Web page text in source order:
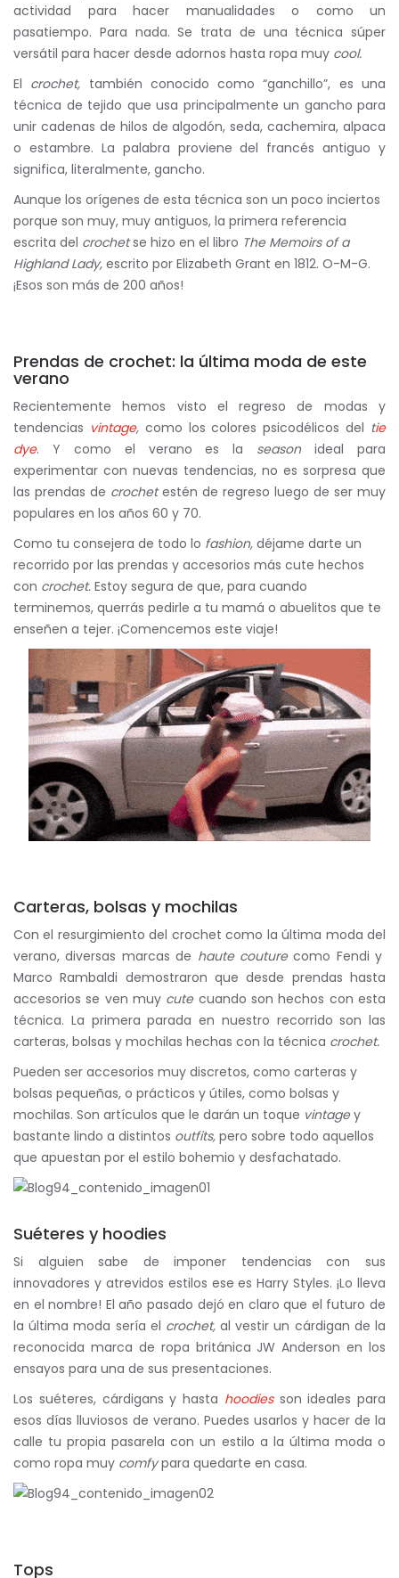
actividad para hacer manualidades o como un
pasatiempo. Para nada. Se trata de una técnica súper
versátil para hacer desde adornos hasta ropa muy cool.
El crochet, también conocido como “ganchillo”, es una
técnica de tejido que usa principalmente un gancho para
unir cadenas de hilos de algodón, seda, cachemira, alpaca
o estambre. La palabra proviene del francés antiguo y
significa, literalmente, gancho.
Aunque los orígenes de esta técnica son un poco inciertos
porque son muy, muy antiguos, la primera referencia
escrita del crochetse hizo en el libro The Memoirs of a
Highland Lady, escrito por Elizabeth Grant en 1812. O-M-G.
¡Esos son más de 200 años!
Prendas de crochet: la última moda de este
verano
Recientemente hemos visto el regreso de modas y
tendencias vintage, como los colores psicodélicos del tie
dye. Y como el verano es la seasonideal para
experimentar con nuevas tendencias, no es sorpresa que
las prendas de crochetestén de regreso luego de ser muy
populares en los años 60 y 70.
Como tu consejera de todo lo fashion, déjame darte un
recorrido por las prendas y accesorios más cute hechos
con crochet. Estoy segura de que, para cuando
terminemos, querrás pedirle a tu mamá o abuelitos que te
enseñen a tejer. ¡Comencemos este viaje!
Carteras, bolsas y mochilas
Con el resurgimiento del crochet como la última moda del
verano, diversas marcas de haute couturecomo Fendi y
Marco Rambaldi demostraron que desde prendas hasta
accesorios se ven muy cute cuando son hechos con esta
técnica. La primera parada en nuestro recorrido son las
carteras, bolsas y mochilas hechas con la técnica crochet.
Pueden ser accesorios muy discretos, como carteras y
bolsas pequeñas, o prácticos y útiles, como bolsas y
mochilas. Son artículos que le darán un toque vintagey
bastante lindo a distintos outfits, pero sobre todo aquellos
que apuestan por el estilo bohemio y desfachatado.
Suéteres y hoodies
Si alguien sabe de imponer tendencias con sus
innovadores y atrevidos estilos ese es Harry Styles. ¡Lo lleva
en el nombre! El año pasado dejó en claro que el futuro de
la última moda sería el crochet,al vestir un cárdigan de la
reconocida marca de ropa británica JW Anderson en los
ensayos para una de sus presentaciones.
Los suéteres, cárdigans y hasta hoodies son ideales para
esos días lluviosos de verano. Puedes usarlos y hacer de la
calle tu propia pasarela con un estilo a la última moda o
como ropa muy comfypara quedarte en casa.
Tops